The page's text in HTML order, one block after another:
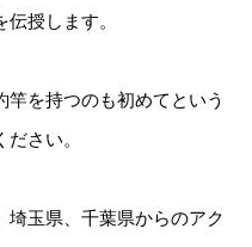
授します。
を持つのも初めてという
さい。
埼玉県、千葉県からのアク